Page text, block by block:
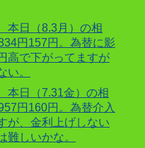
日（8.3月）の相
円157円。為替に影
高で下がってますが
い。
日（7.31金）の相
円160円。為替介入
が、金利上げしない
難しいかな。